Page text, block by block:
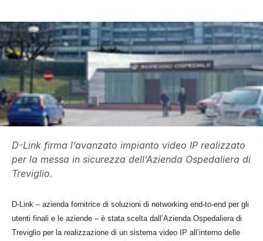
D-Link firma l’avanzato impianto video IP realizzato
per la messa in sicurezza dell’Azienda Ospedaliera di
Treviglio.
D-Link – azienda fornitrice di soluzioni di networking end-to-end per gli
utenti finali e le aziende – è stata scelta dall’Azienda Ospedaliera di
Treviglio per la realizzazione di un sistema video IP all’interno delle